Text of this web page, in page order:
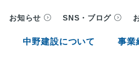
お知らせ SNS・ブログ
中野建設について 事業